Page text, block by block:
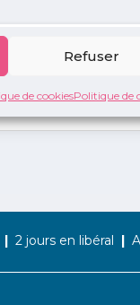
Refuser
de cookiesPolitique de
2 jours en libéral